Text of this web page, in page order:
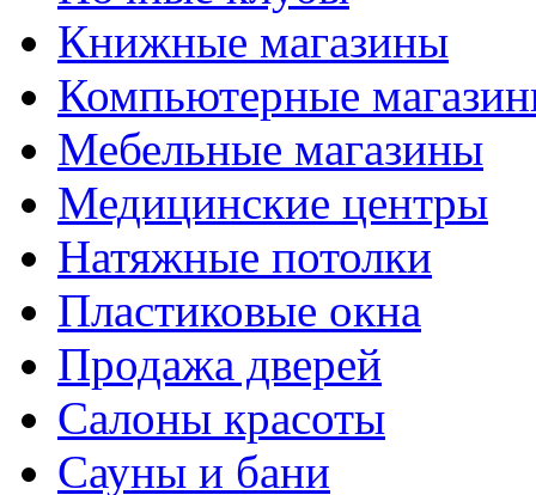
Книжные магазины
Компьютерные
Мебельные магазины
Медицинские центры
Натяжные потолки
Пластиковые окна
Продажа дверей
Салоны красоты
Сауны и бани